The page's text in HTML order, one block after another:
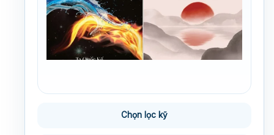
Chọn lọc kỹ